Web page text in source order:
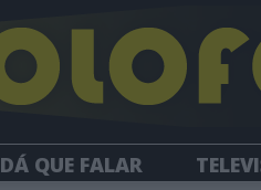
DÁ QUE FALAR